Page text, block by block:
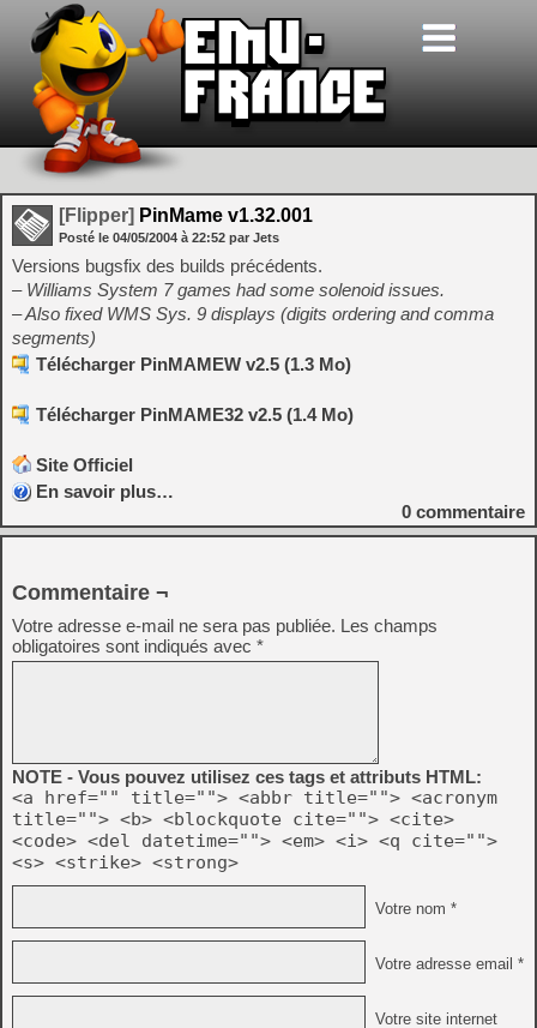
[Flipper] PinMame v1.32.001
Posté le 04/05/2004 à 22:52 par Jets
Versions bugsfix des builds précédents.
– Williams System 7 games had some solenoid issues.
– Also fixed WMS Sys. 9 displays (digits ordering and comma
segments)
Télécharger PinMAMEW v2.5 (1.3 Mo)
Télécharger PinMAME32 v2.5 (1.4 Mo)
Site Officiel
En savoir plus…
0 commentaire
Commentaire ¬
Votre adresse e-mail ne sera pas publiée. Les champs
obligatoires sont indiqués avec *
NOTE - Vous pouvez utilisez ces tags et attributs HTML:
<a href="" title=""> <abbr title=""> <acronym
title=""> <b> <blockquote cite=""> <cite>
<code> <del datetime=""> <em> <i> <q cite="">
<s> <strike> <strong>
Votre nom *
Votre adresse email *
Votre site internet